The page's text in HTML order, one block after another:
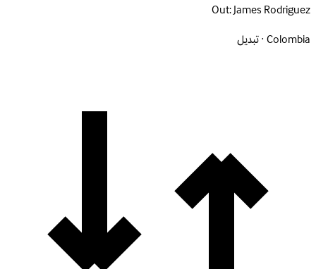
Out:James Rodriguez
Colombia · تبديل